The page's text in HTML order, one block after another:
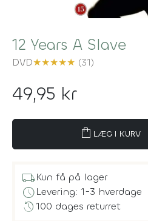
12 Years A Slave
DVD★★★★★ (31)
49,95 kr
shopping_bag LÆG I KURV
local_shippingKun få på lager
scheduleLevering: 1-3 hverdage
history100 dages returret